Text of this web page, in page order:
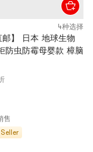
4种选择
邮】 日本 地球生物
防虫防霉母婴款 樟脑
售